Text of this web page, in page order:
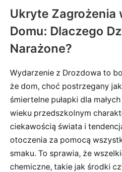
Ukryte Zagrożenia
Domu: Dlaczego
Narażone?
Wydarzenie z Drozdowa to
że dom, choć postrzegany
śmiertelne pułapki dla
wieku przedszkolnym
ciekawością świata i
otoczenia za pomocą
smaku. To sprawia, że
chemiczne, takie jak środki